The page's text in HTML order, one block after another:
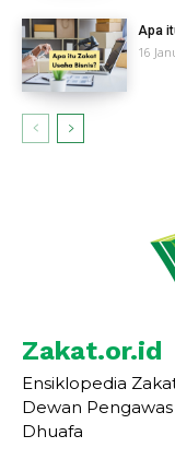
Apa
16
Zakat.or.id
Ensiklopedia
Dewan
Dhuafa